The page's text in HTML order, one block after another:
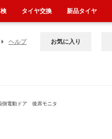
ヘルプ お気に入り
電動ドア 後席モニタ
タイヤ交換 新品タイヤ